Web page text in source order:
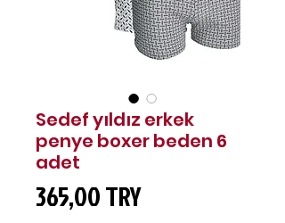
Sedef yıldız erkek
penye boxer beden 6
adet
365,00 TRYPrix